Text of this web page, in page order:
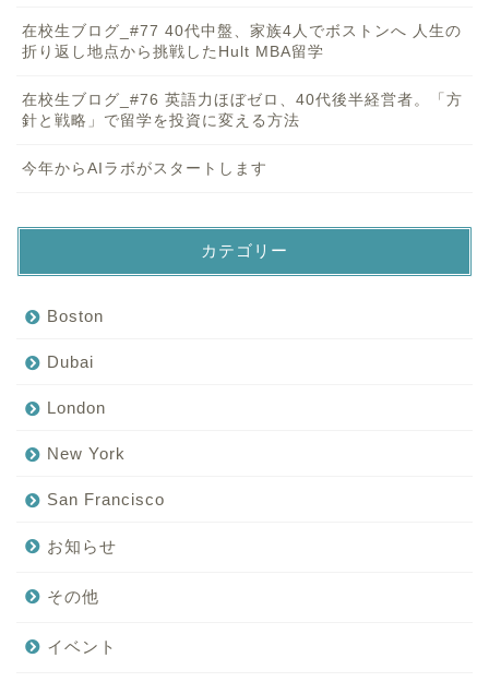
在校生ブログ_#77 40代中盤、家族4人でボストンへ 人生の
折り返し地点から挑戦したHult MBA留学
在校生ブログ_#76 英語力ほぼゼロ、40代後半経営者。「方
針と戦略」で留学を投資に変える方法
今年からAIラボがスタートします
カテゴリー
Boston
Dubai
London
New York
San Francisco
お知らせ
その他
イベント